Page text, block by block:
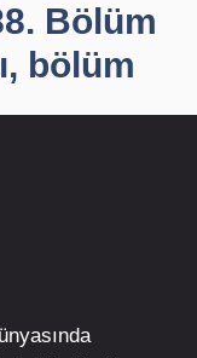
Bölüm
bölüm